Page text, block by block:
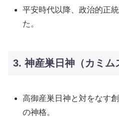
平安時代以降、政治的正
た。
3. 神産巣日神（カミム
高御産巣日神と対をなす
の神格。